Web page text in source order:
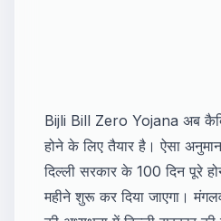
Bijli Bill Zero Yojana अब
होने के लिए तैयार है। ऐसा
दिल्ली सरकार के 100 दिन पूरे
महीने शुरू कर दिया जाएगा।